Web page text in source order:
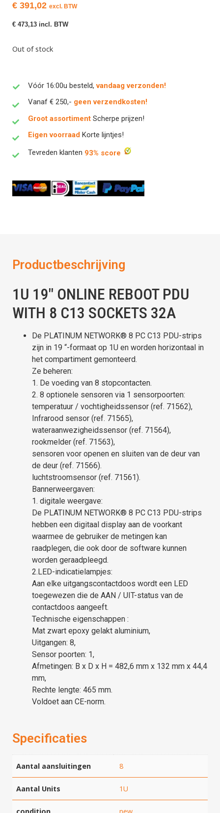
€ 391,02 excl. BTW
€ 473,13 incl. BTW
Out of stock
Vóór 16:00u besteld,vandaag verzonden!
Vanaf € 250,- geen verzendkosten!
Groot assortiment Scherpe prijzen!
Eigen voorraad Korte lijntjes!
Tevreden klanten 93% score
Productbeschrijving
1U 19″ ONLINE REBOOT PDU
WITH 8 C13 SOCKETS 32A
De PLATINUM NETWORK® 8 PC C13 PDU-strips
zijn in 19 “-formaat op 1U en worden horizontaal in
het compartiment gemonteerd.
Ze beheren:
1. De voeding van 8 stopcontacten.
2. 8 optionele sensoren via 1 sensorpoorten:
temperatuur / vochtigheidssensor (ref. 71562),
Infrarood sensor (ref. 71565),
wateraanwezigheidssensor (ref. 71564),
rookmelder (ref. 71563),
sensoren voor openen en sluiten van de deur van
de deur (ref. 71566).
luchtstroomsensor (ref. 71561).
Bannerweergaven:
1. digitale weergave:
De PLATINUM NETWORK® 8 PC C13 PDU-strips
hebben een digitaal display aan de voorkant
waarmee de gebruiker de metingen kan
raadplegen, die ook door de software kunnen
worden geraadpleegd.
2.LED-indicatielampjes:
Aan elke uitgangscontactdoos wordt een LED
toegewezen die de AAN / UIT-status van de
contactdoos aangeeft.
Technische eigenschappen :
Mat zwart epoxy gelakt aluminium,
Uitgangen: 8,
Sensor poorten: 1,
Afmetingen: B x D x H = 482,6 mm x 132 mm x 44,4
mm,
Rechte lengte: 465 mm.
Voldoet aan CE-norm.
Specificaties
Aantal aansluitingen 8
Aantal Units 1U